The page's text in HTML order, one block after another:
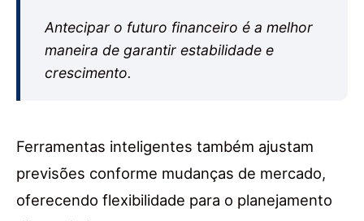
Antecipar o futuro financeiro é a melhor
maneira de garantir estabilidade e
crescimento.
Ferramentas inteligentes também ajustam
previsões conforme mudanças de mercado,
oferecendo flexibilidade para o planejamento